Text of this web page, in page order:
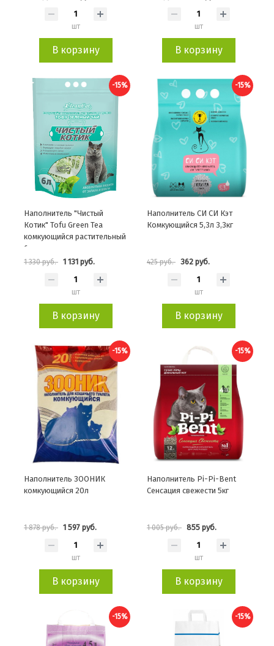
шт
В корзину
шт
В корзину
-15%
Наполнитель "Чистый
Котик" Tofu Green Tea
комкующийся растительный
6л
1 330 руб. 1 131 руб.
шт
В корзину
-15%
Наполнитель СИ СИ Кэт
Комкующийся 5,3л 3,3кг
425 руб. 362 руб.
шт
В корзину
-15%
Наполнитель ЗООНИК
комкующийся 20л
1 878 руб. 1 597 руб.
шт
В корзину
-15%
Наполнитель Pi-Pi-Bent
Сенсация свежести 5кг
1 005 руб. 855 руб.
шт
В корзину
-15% -15%